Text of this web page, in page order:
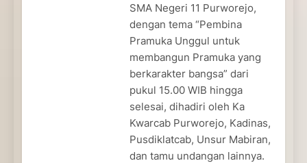
SMA Negeri 11 Purworejo,
dengan tema “Pembina
Pramuka Unggul untuk
membangun Pramuka yang
berkarakter bangsa” dari
pukul 15.00 WIB hingga
selesai, dihadiri oleh Ka
Kwarcab Purworejo, Kadinas,
Pusdiklatcab, Unsur Mabiran,
dan tamu undangan lainnya.